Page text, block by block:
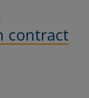
contract